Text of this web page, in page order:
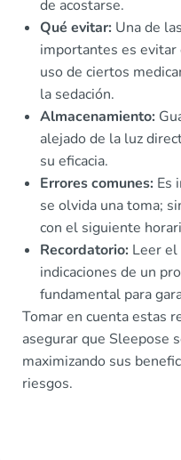
de acostarse.
Qué evitar: Una de
importantes es
uso de ciertos
la sedación.
Almacenamiento:
alejado de la luz
su eficacia.
Errores comunes: Es
se olvida una toma;
con el siguiente
Recordatorio: Leer
indicaciones de un
fundamental para
Tomar en cuenta estas
asegurar que Sleepose
maximizando sus
riesgos.